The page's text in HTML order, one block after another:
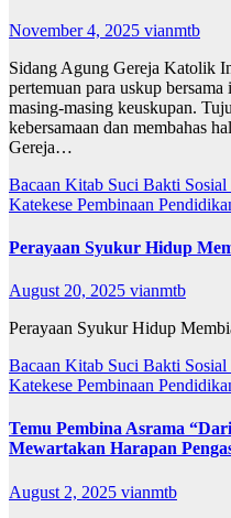
November 4, 2025 vianmtb
Sidang Agung Gereja Katolik
pertemuan para uskup
masing-masing keuskupan.
kebersamaan dan membahas
Gereja…
Bacaan Kitab Suci Bakti Sosial
Katekese Pembinaan
Perayaan Syukur Hidup
August 20, 2025 vianmtb
Perayaan Syukur Hidup
Bacaan Kitab Suci Bakti Sosial
Katekese Pembinaan
Temu Pembina Asrama
Mewartakan Harapan
August 2, 2025 vianmtb